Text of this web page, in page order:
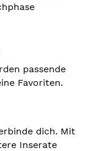
passende
Favoriten.
dich. Mit
Inserate